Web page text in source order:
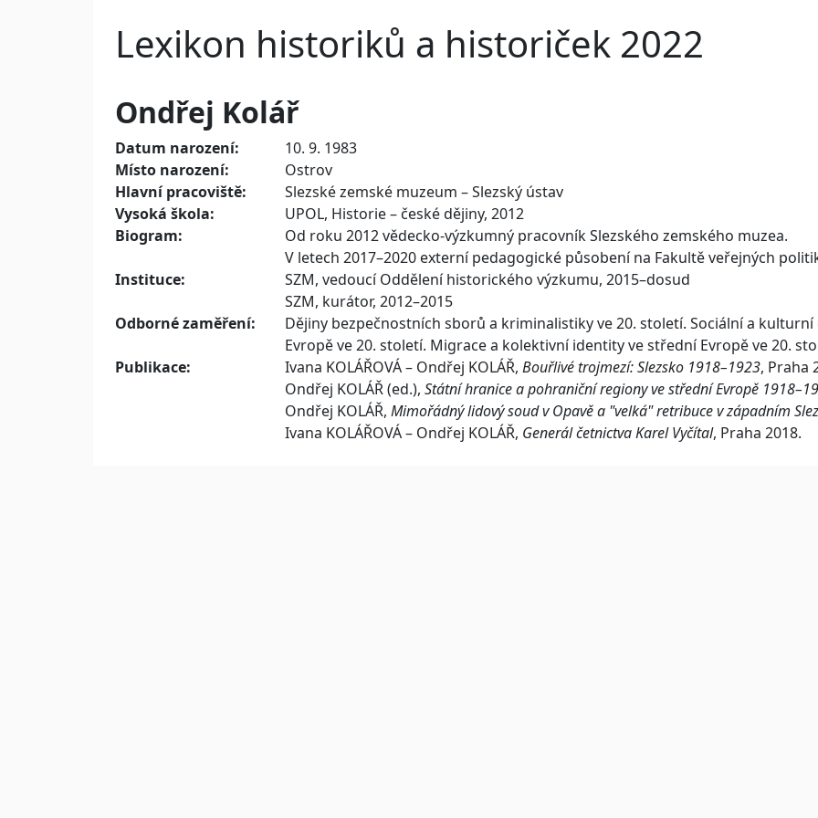
Lexikon historiků a historiček 2022
Ondřej Kolář
Datum narození:
10. 9. 1983
Místo narození:
Ostrov
Hlavní pracoviště:
Slezské zemské muzeum – Slezský ústav
Vysoká škola:
UPOL, Historie – české dějiny, 2012
Biogram:
Od roku 2012 vědecko-výzkumný pracovník Slezského zemského muzea.
V letech 2017–2020 externí pedagogické působení na Fakultě veřejných
Instituce:
SZM, vedoucí Oddělení historického výzkumu, 2015–dosud
SZM, kurátor, 2012–2015
Odborné zaměření:
Dějiny bezpečnostních sborů a kriminalistiky ve 20. století. Sociální a
Evropě ve 20. století. Migrace a kolektivní identity ve střední Evropě ve 20.
Publikace:
Ivana KOLÁŘOVÁ – Ondřej KOLÁŘ, Bouřlivé trojmezí: Slezsko 1918–1923, Praha
Ondřej KOLÁŘ (ed.), Státní hranice a pohraniční regiony ve střední Evropě
Ondřej KOLÁŘ, Mimořádný lidový soud v Opavě a "velká" retribuce v západním
Ivana KOLÁŘOVÁ – Ondřej KOLÁŘ, Generál četnictva Karel Vyčítal, Praha 2018.